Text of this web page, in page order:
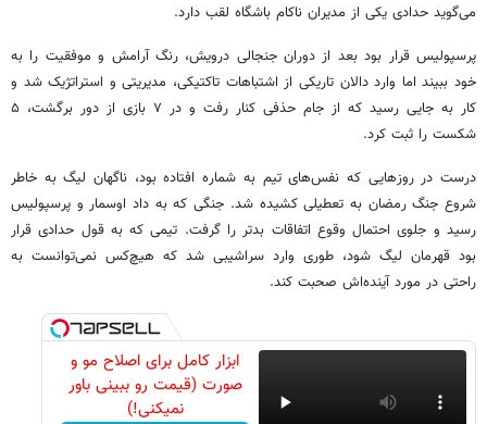
می‌گوید حدادی یکی از مدیران ناکام باشگاه لقب دارد.
پرسپولیس قرار بود بعد از دوران جنجالی درویش، رنگ آرامش و موفقیت را به
خود ببیند اما وارد دالان تاریکی از اشتباهات تاکتیکی، مدیریتی و استراتژیک شد و
کار به جایی رسید که از جام حذفی کنار رفت و در ۷ بازی از دور برگشت، ۵
شکست را ثبت کرد.
درست در روزهایی که نفس‌های تیم به شماره افتاده بود، ناگهان لیگ به خاطر
شروع جنگ رمضان به تعطیلی کشیده شد. جنگی که به داد اوسمار و پرسپولیس
رسید و جلوی احتمال وقوع اتفاقات بدتر را گرفت. تیمی که به قول حدادی قرار
بود قهرمان لیگ شود، طوری وارد سراشیبی شد که هیچ‌کس نمی‌توانست به
راحتی در مورد آینده‌اش صحبت کند.
ابزار کامل برای اصلاح مو و
صورت (قیمت رو ببینی باور
نمیکنی!)